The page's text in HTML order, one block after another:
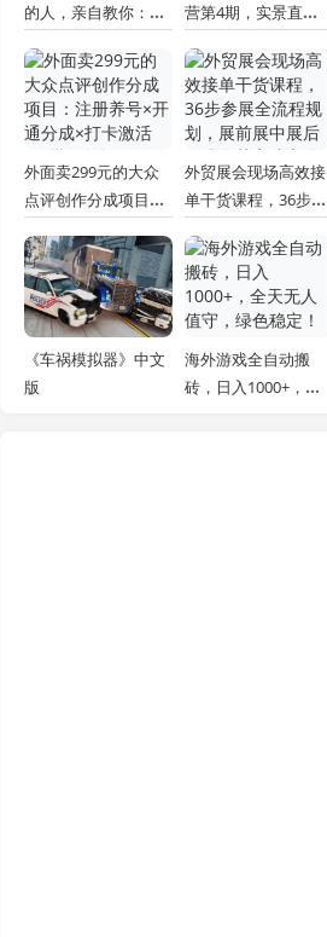
的人，亲自教你：什
浪费时间【原创双语
字幕】
营第4期，实景直播
言，广告短剧MV实
战，解决人物画面崩
坏痛点
外面卖299元的大众
点评创作分成项目：
打卡激活×AI批量笔
记×次日见收益，月
入1w+
外贸展会现场高效接
单干货课程，36步参
展中展后标准化获客
成交体系
《车祸模拟器》中文
版
海外游戏全自动搬
砖，日入1000+，全